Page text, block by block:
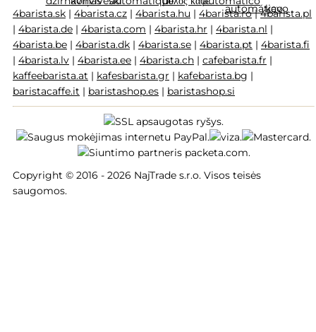
4barista.sk | 4barista.cz | 4barista.hu | 4barista.ro|4barista.pl
| 4barista.de | 4barista.com | 4barista.hr | 4barista.nl |
4barista.be | 4barista.dk | 4barista.se | 4barista.pt | 4barista.fi
| 4barista.lv | 4barista.ee | 4barista.ch | cafebarista.fr |
kaffeebarista.at | kafesbarista.gr | kafebarista.bg |
baristacaffe.it | baristashop.es | baristashop.si
Copyright © 2016 - 2026 NajTrade s.r.o. Visos teisės
saugomos.